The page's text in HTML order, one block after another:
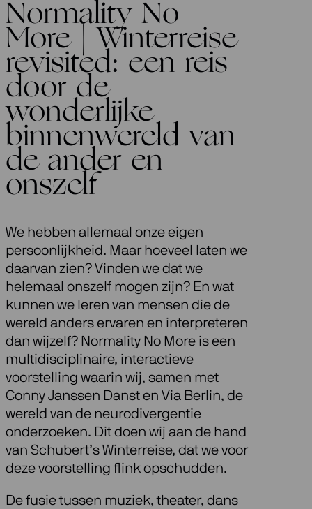
Normality No
More | Winterreise
revisited: een reis
door de
wonderlijke
binnenwereld van
de ander en
onszelf
We hebben allemaal onze eigen
persoonlijkheid. Maar hoeveel laten we
daarvan zien? Vinden we dat we
helemaal onszelf mogen zijn? En wat
kunnen we leren van mensen die de
wereld anders ervaren en interpreteren
dan wijzelf? Normality No More is een
multidisciplinaire, interactieve
voorstelling waarin wij, samen met
Conny Janssen Danst en Via Berlin, de
wereld van de neurodivergentie
onderzoeken. Dit doen wij aan de hand
van Schubert’s Winterreise, dat we voor
deze voorstelling flink opschudden.
De fusie tussen muziek, theater, dans